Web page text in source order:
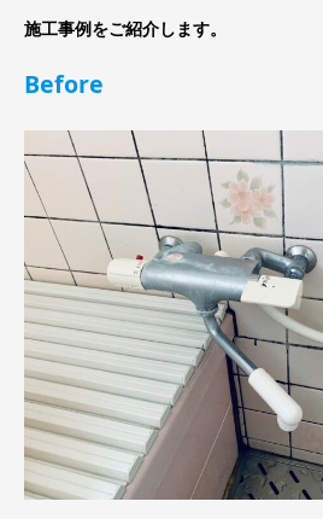
施工事例をご紹介します。
Before